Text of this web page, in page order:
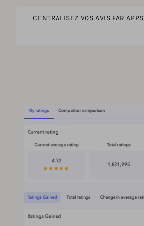
CENTRALISEZ VOS AVIS PAR